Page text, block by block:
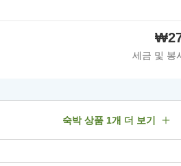
세금 및 봉
숙박 상품 1개 더 보기